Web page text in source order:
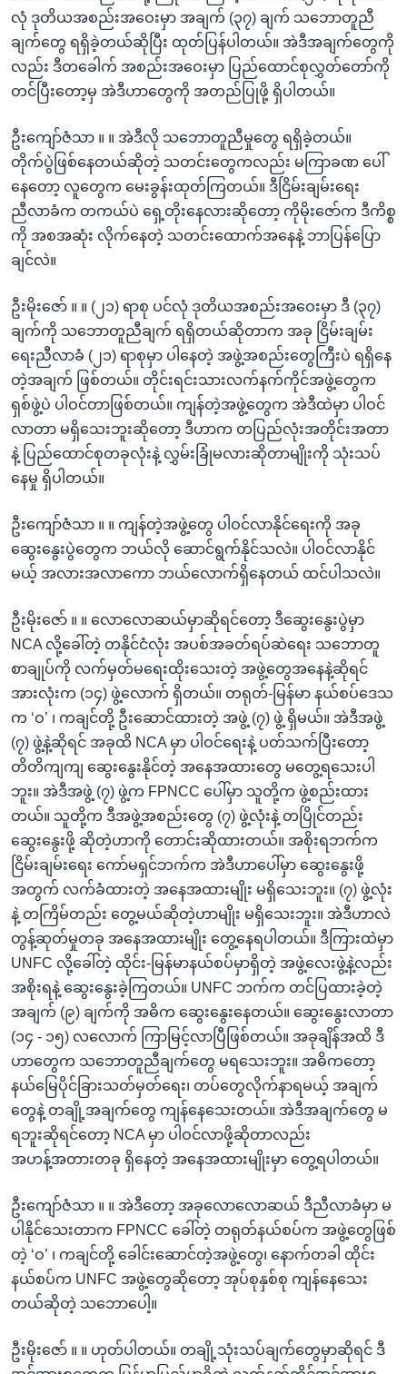
လုံ ဒုတိယအစည်းအဝေးမှာ အချက် (၃၇) ချက် သဘောတူညီ
ချက်တွေ ရရှိခဲ့တယ်ဆိုပြီး ထုတ်ပြန်ပါတယ်။ အဲဒီအချက်တွေကို
လည်း ဒီတခေါက် အစည်းအဝေးမှာ ပြည်ထောင်စုလွှတ်တော်ကို
တင်ပြီးတော့မှ အဲဒီဟာတွေကို အတည်ပြုဖို့ ရှိပါတယ်။
ဦးကျော်ဇံသာ ။ ။ အဲဒီလို သဘောတူညီမှုတွေ ရရှိခဲ့တယ်။
တိုက်ပွဲဖြစ်နေတယ်ဆိုတဲ့ သတင်းတွေကလည်း မကြာခဏ ပေါ်
နေတော့ လူတွေက မေးခွန်းထုတ်ကြတယ်။ ဒီငြိမ်းချမ်းရေး
ညီလာခံက တကယ်ပဲ ရှေ့တိုးနေလားဆိုတော့ ကိုမိုးဇော်က ဒီကိစ္စ
ကို အစအဆုံး လိုက်နေတဲ့ သတင်းထောက်အနေနဲ့ ဘာပြန်ပြော
ချင်လဲ။
ဦးမိုးဇော် ။ ။ (၂၁) ရာစု ပင်လုံ ဒုတိယအစည်းအဝေးမှာ ဒီ (၃၇)
ချက်ကို သဘောတူညီချက် ရရှိတယ်ဆိုတာက အခု ငြိမ်းချမ်း
ရေးညီလာခံ (၂၁) ရာစုမှာ ပါနေတဲ့ အဖွဲ့အစည်းတွေကြီးပဲ ရရှိနေ
တဲ့အချက် ဖြစ်တယ်။ တိုင်းရင်းသားလက်နက်ကိုင်အဖွဲ့တွေက
ရှစ်ဖွဲ့ပဲ ပါဝင်တာဖြစ်တယ်။ ကျန်တဲ့အဖွဲ့တွေက အဲဒီထဲမှာ ပါဝင်
လာတာ မရှိသေးဘူးဆိုတော့ ဒီဟာက တပြည်လုံးအတိုင်းအတာ
နဲ့ ပြည်ထောင်စုတခုလုံးနဲ့ လွှမ်းခြုံမလားဆိုတာမျိုးကို သုံးသပ်
နေမှု ရှိပါတယ်။
ဦးကျော်ဇံသာ ။ ။ ကျန်တဲ့အဖွဲ့တွေ ပါဝင်လာနိုင်ရေးကို အခု
ဆွေးနွေးပွဲတွေက ဘယ်လို ဆောင်ရွက်နိုင်သလဲ။ ပါဝင်လာနိုင်
မယ့် အလားအလာကော ဘယ်လောက်ရှိနေတယ် ထင်ပါသလဲ။
ဦးမိုးဇော် ။ ။ လောလောဆယ်မှာဆိုရင်တော့ ဒီဆွေးနွေးပွဲမှာ
NCA လို့ခေါ်တဲ့ တနိုင်ငံလုံး အပစ်အခတ်ရပ်ဆဲရေး သဘောတူ
စာချုပ်ကို လက်မှတ်မရေးထိုးသေးတဲ့ အဖွဲ့တွေအနေနဲ့ဆိုရင်
အားလုံးက (၁၄) ဖွဲ့လောက် ရှိတယ်။ တရုတ်-မြန်မာ နယ်စပ်ဒေသ
က ‘ဝ’ ၊ ကချင်တို့ ဦးဆောင်ထားတဲ့ အဖွဲ့ (၇) ဖွဲ့ ရှိမယ်။ အဲဒီအဖွဲ့
(၇) ဖွဲ့နဲ့ဆိုရင် အခုထိ NCA မှာ ပါဝင်ရေးနဲ့ ပတ်သက်ပြီးတော့
တိတိကျကျ ဆွေးနွေးနိုင်တဲ့ အနေအထားတွေ မတွေ့ရသေးပါ
ဘူး။ အဲဒီအဖွဲ့ (၇) ဖွဲ့က FPNCC ပေါ်မှာ သူတို့က ဖွဲ့စည်းထား
တယ်။ သူတို့က ဒီအဖွဲ့အစည်းတွေ (၇) ဖွဲ့လုံးနဲ့ တပြိုင်တည်း
ဆွေးနွေးဖို့ ဆိုတဲ့ဟာကို တောင်းဆိုထားတယ်။ အစိုးရဘက်က
ငြိမ်းချမ်းရေး ကော်မရှင်ဘက်က အဲဒီဟာပေါ်မှာ ဆွေးနွေးဖို့
အတွက် လက်ခံထားတဲ့ အနေအထားမျိုး မရှိသေးဘူး။ (၇) ဖွဲ့လုံး
နဲ့ တကြိမ်တည်း တွေ့မယ်ဆိုတဲ့ဟာမျိုး မရှိသေးဘူး။ အဲဒီဟာလဲ
တွန့်ဆုတ်မှုတခု အနေအထားမျိုး တွေ့နေရပါတယ်။ ဒီကြားထဲမှာ
UNFC လို့ခေါ်တဲ့ ထိုင်း-မြန်မာနယ်စပ်မှာရှိတဲ့ အဖွဲ့လေးဖွဲ့နဲ့လည်း
အစိုးရနဲ့ ဆွေးနွေးခဲ့ကြတယ်။ UNFC ဘက်က တင်ပြထားခဲ့တဲ့
အချက် (၉) ချက်ကို အဓိက ဆွေးနွေးနေတယ်။ ဆွေးနွေးလာတာ
(၁၄ - ၁၅) လလောက် ကြာမြင့်လာပြီဖြစ်တယ်။ အခုချိန်အထိ ဒီ
ဟာတွေက သဘောတူညီချက်တွေ မရသေးဘူး။ အဓိကတော့
နယ်မြေပိုင်ခြားသတ်မှတ်ရေး၊ တပ်တွေလိုက်နာရမယ့် အချက်
တွေနဲ့ တချို့အချက်တွေ ကျန်နေသေးတယ်။ အဲဒီအချက်တွေ မ
ရဘူးဆိုရင်တော့ NCA မှာ ပါဝင်လာဖို့ဆိုတာလည်း
အဟန့်အတားတခု ရှိနေတဲ့ အနေအထားမျိုးမှာ တွေ့ရပါတယ်။
ဦးကျော်ဇံသာ ။ ။ အဲဒီတော့ အခုလောလောဆယ် ဒီညီလာခံမှာ မ
ပါနိုင်သေးတာက FPNCC ခေါ်တဲ့ တရုတ်နယ်စပ်က အဖွဲ့တွေဖြစ်
တဲ့ ‘ဝ’ ၊ ကချင်တို့ ခေါင်းဆောင်တဲ့အဖွဲ့တွေ၊ နောက်တခါ ထိုင်း
နယ်စပ်က UNFC အဖွဲ့တွေဆိုတော့ အုပ်စုနှစ်စု ကျန်နေသေး
တယ်ဆိုတဲ့ သဘောပေါ့။
ဦးမိုးဇော် ။ ။ ဟုတ်ပါတယ်။ တချို့သုံးသပ်ချက်တွေမှာဆိုရင် ဒီ